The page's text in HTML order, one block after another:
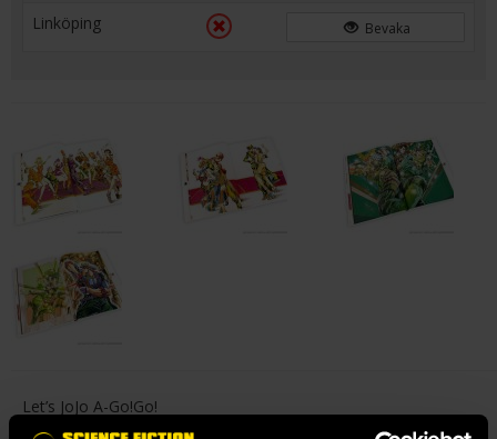
Linköping Bevaka
Let’s JoJo A-Go!Go!